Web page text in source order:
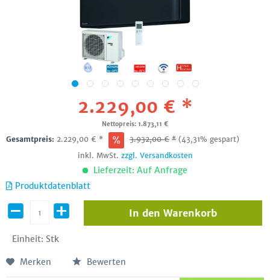
2.229,00 € *
Nettopreis: 1.873,11 €
Gesamtpreis: 2.229,00 € * 3.932,00€ * (43,31% gespart)
inkl. MwSt. zzgl. Versandkosten
Lieferzeit: Auf Anfrage
Produktdatenblatt
Einheit: Stk
In den Warenkorb
Merken Bewerten